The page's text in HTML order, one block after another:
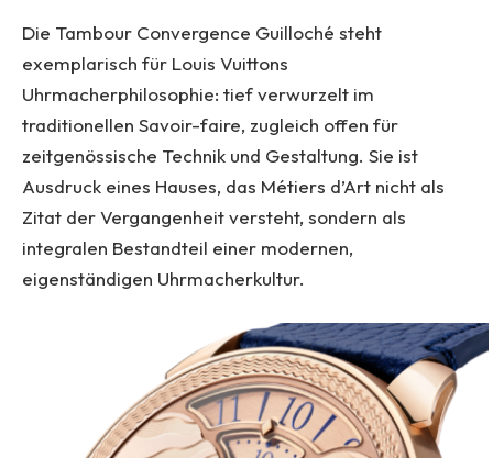
Die Tambour Convergence Guilloché steht
exemplarisch für Louis Vuittons
Uhrmacherphilosophie: tief verwurzelt im
traditionellen Savoir-faire, zugleich offen für
zeitgenössische Technik und Gestaltung. Sie ist
Ausdruck eines Hauses, das Métiers d’Art nicht als
Zitat der Vergangenheit versteht, sondern als
integralen Bestandteil einer modernen,
eigenständigen Uhrmacherkultur.